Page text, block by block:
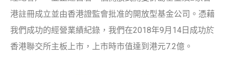
港註冊成立並由香港證監會批准的開放型基金公司 。憑藉
我們成功的經營業績紀錄，我們在2018年9月14日成功於
香港聯交所主板上市，上市時市值達到港元7.2億。